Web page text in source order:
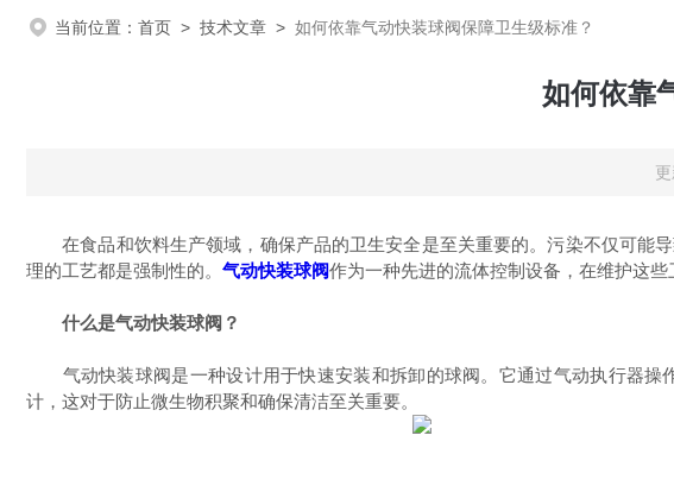
当前位置： 首页 > 技术文章 > 如何依靠气动快装球阀保障卫生级标准？
如何依靠
在食品和饮料生产领域，确保产品的卫生安全是至关重要的。污染不仅可能
理的工艺都是强制性的。 气动快装球阀作为一种先进的流体控制设备，在维护这些
什么是气动快装球阀？
气动快装球阀是一种设计用于快速安装和拆卸的球阀。它通过气动执行器操
计，这对于防止微生物积聚和确保清洁至关重要。